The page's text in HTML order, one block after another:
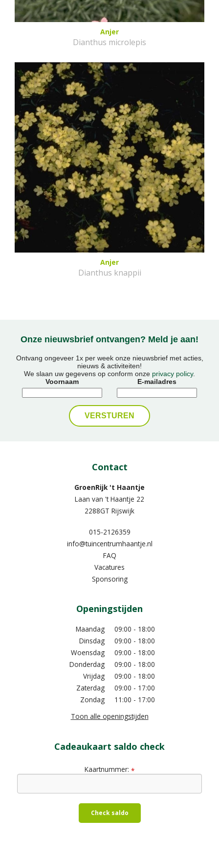
Anjer
Dianthus microlepis
Anjer
Dianthus knappii
Onze nieuwsbrief ontvangen? Meld je aan!
Ontvang ongeveer 1x per week onze nieuwsbrief met acties,
nieuws & activiteiten!
We slaan uw gegevens op conform onze privacy policy.
Voornaam
E-mailadres
Contact
GroenRijk 't Haantje
Laan van 't Haantje 22
2288GT Rijswijk
015-2126359
info@tuincentrumhaantje.nl
FAQ
Vacatures
Sponsoring
Openingstijden
Maandag
09:00 - 18:00
Dinsdag
09:00 - 18:00
Woensdag
09:00 - 18:00
Donderdag
09:00 - 18:00
Vrijdag
09:00 - 18:00
Zaterdag
09:00 - 17:00
Zondag
11:00 - 17:00
Toon alle openingstijden
Cadeaukaart saldo check
Kaartnummer: *
Check saldo